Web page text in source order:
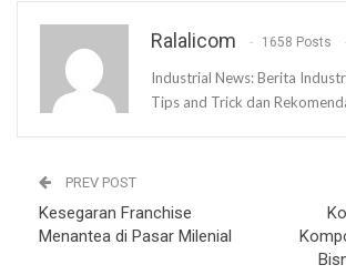
Ralalicom 1658 Posts
Industrial News: Berita
Tips and Trick dan
PREV POST
Kesegaran Franchise
Menantea di Pasar Milenial